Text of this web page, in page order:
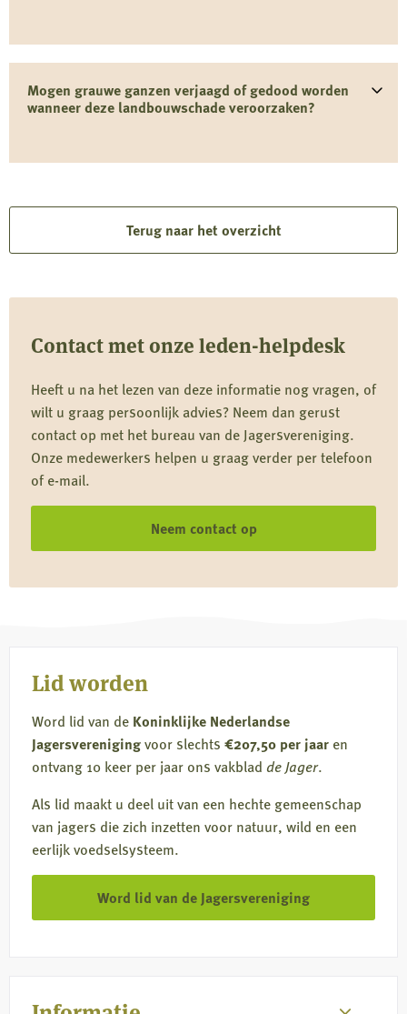
Contact met onze leden-helpdesk
Heeft u na het lezen van deze informatie nog vragen, of
wilt u graag persoonlijk advies? Neem dan gerust
contact op met het bureau van de Jagersvereniging.
Onze medewerkers helpen u graag verder per telefoon
of e-mail.
Neem contact op
Mogen grauwe ganzen verjaagd of gedood worden
wanneer deze landbouwschade veroorzaken?
Terug naar het overzicht
Lid worden
Word lid van de Koninklijke Nederlandse
Jagersverenigingvoor slechts €207,50 per jaar en
ontvang 10 keer per jaar ons vakblad de Jager.
Als lid maakt u deel uit van een hechte gemeenschap
van jagers die zich inzetten voor natuur, wild en een
eerlijk voedselsysteem.
Word lid van de Jagersvereniging